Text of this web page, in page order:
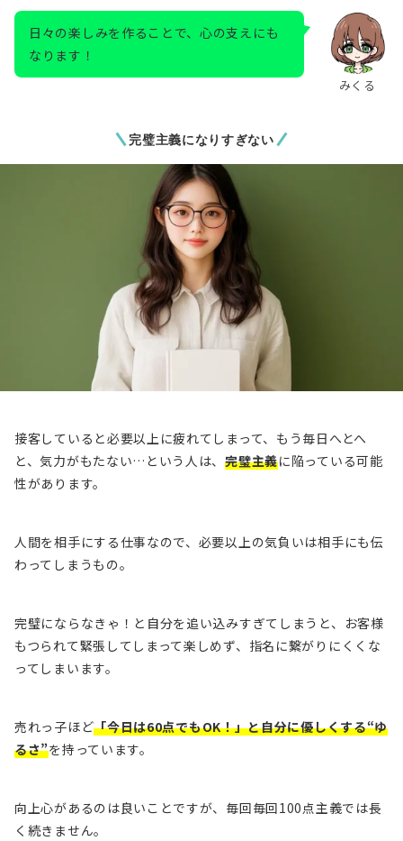
みくる
日々の楽しみを作ることで、心の支えにも
なります！
完璧主義になりすぎない
接客していると必要以上に疲れてしまって、もう毎日へとへ
と、気力がもたない…という人は、完璧主義に陥っている可能
性があります。
人間を相手にする仕事なので、必要以上の気負いは相手にも伝
わってしまうもの。
完璧にならなきゃ！と自分を追い込みすぎてしまうと、お客様
もつられて緊張してしまって楽しめず、指名に繋がりにくくな
ってしまいます。
売れっ子ほど「今日は60点でもOK！」と自分に優しくする“ゆ
るさ”を持っています。
向上心があるのは良いことですが、毎回毎回100点主義では長
く続きません。